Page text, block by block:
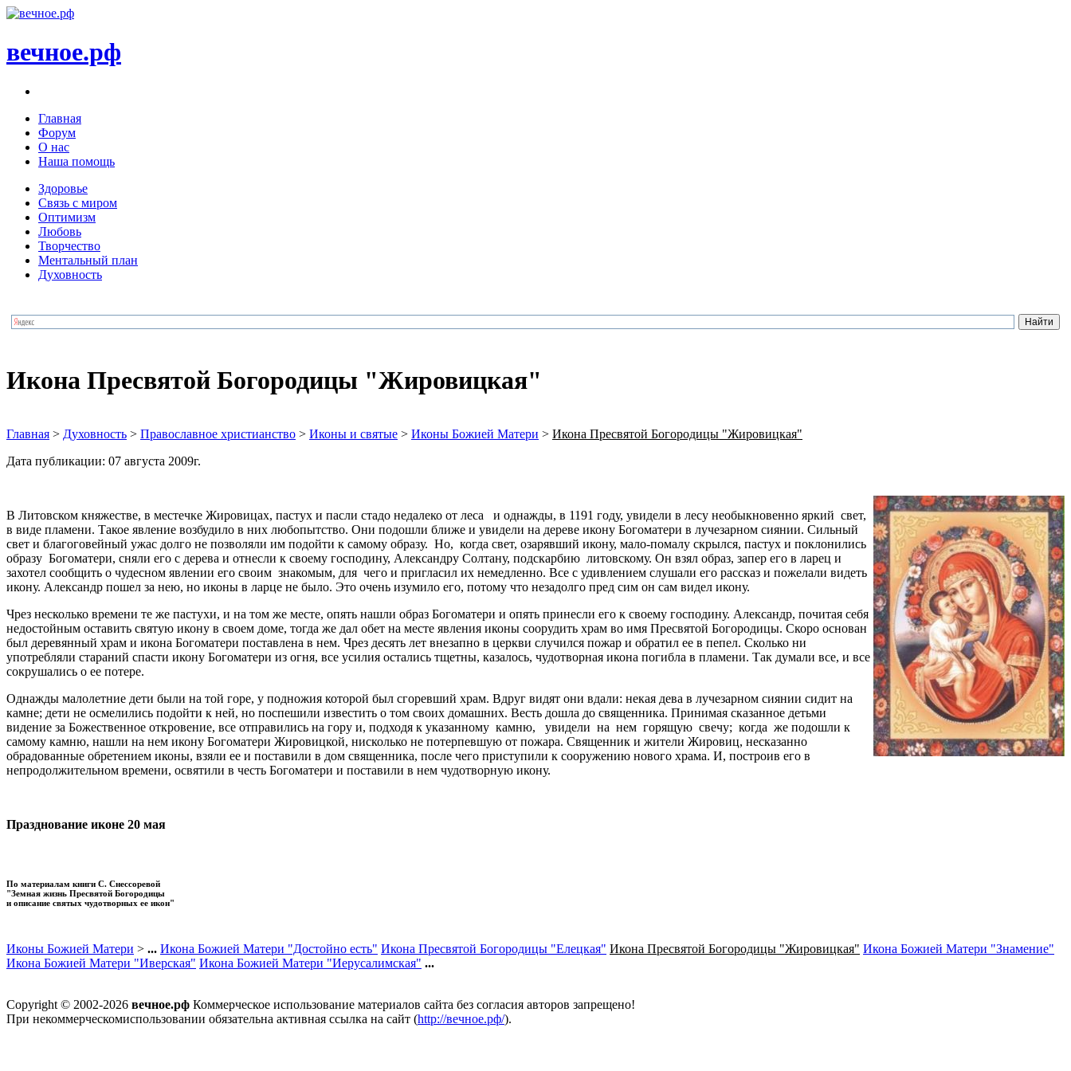
вечное.рф
Главная
Форум
О нас
Наша помощь
Здоровье
Связь с миром
Оптимизм
Любовь
Творчество
Ментальный план
Духовность
Икона Пресвятой Богородицы "Жировицкая"
Главная > Духовность > Православное христианство > Иконы и святые > Иконы Божией Матери > Икона Пресвятой Богородицы "Жировицкая"
Дата публикации: 07 августа 2009г.
В Литовском княжестве, в местечке Жировицах, пастух и пасли стадо недалеко от леса и однажды, в 1191 году, увидели в лесу необыкновенно яркий свет,
в виде пламени. Такое явление возбудило в них любопытство. Они подошли ближе и увидели на дереве икону Богоматери в лучезарном сиянии. Сильный
свет и благоговейный ужас долго не позволяли им подойти к самому образу. Но, когда свет, озарявший икону, мало-помалу скрылся, пастух и поклонились
образу Богоматери, сняли его с дерева и отнесли к своему господину, Александру Солтану, подскарбию литовскому. Он взял образ, запер его в ларец и
захотел сообщить о чудесном явлении его своим знакомым, для чего и пригласил их немедленно. Все с удивлением слушали его рассказ и пожелали видеть
икону. Александр пошел за нею, но иконы в ларце не было. Это очень изумило его, потому что незадолго пред сим он сам видел икону.
Чрез несколько времени те же пастухи, и на том же месте, опять нашли образ Богоматери и опять принесли его к своему господину. Александр, почитая себя
недостойным оставить святую икону в своем доме, тогда же дал обет на месте явления иконы соорудить храм во имя Пресвятой Богородицы. Скоро основан
был деревянный храм и икона Богоматери поставлена в нем. Чрез десять лет внезапно в церкви случился пожар и обратил ее в пепел. Сколько ни
употребляли стараний спасти икону Богоматери из огня, все усилия остались тщетны, казалось, чудотворная икона погибла в пламени. Так думали все, и все
сокрушались о ее потере.
Однажды малолетние дети были на той горе, у подножия которой был сгоревший храм. Вдруг видят они вдали: некая дева в лучезарном сиянии сидит на
камне; дети не осмелились подойти к ней, но поспешили известить о том своих домашних. Весть дошла до священника. Принимая сказанное детьми
видение за Божественное откровение, все отправились на гору и, подходя к указанному камню, увидели на нем горящую свечу; когда же подошли к
самому камню, нашли на нем икону Богоматери Жировицкой, нисколько не потерпевшую от пожара. Священник и жители Жировиц, несказанно
обрадованные обретением иконы, взяли ее и поставили в дом священника, после чего приступили к сооружению нового храма. И, построив его в
непродолжительном времени, освятили в честь Богоматери и поставили в нем чудотворную икону.
Празднование иконе 20 мая
По материалам книги С. Снессоревой
"Земная жизнь Пресвятой Богородицы
и описание святых чудотворных ее икон"
Иконы Божией Матери > ... Икона Божией Матери "Достойно есть" Икона Пресвятой Богородицы "Елецкая" Икона Пресвятой Богородицы "Жировицкая" Икона Божией Матери "Знамение"
Икона Божией Матери "Иверская" Икона Божией Матери "Иерусалимская" ...
Copyright © 2002-2026 вечное.рф Коммерческое использование материалов сайта без согласия авторов запрещено!
При некоммерческомиспользовании обязательна активная ссылка на сайт (http://вечное.рф/).